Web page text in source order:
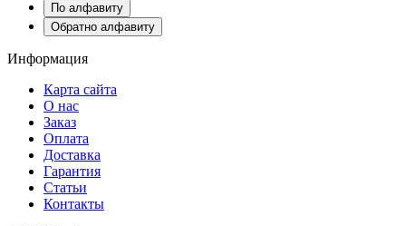
По алфавиту
Обратно алфавиту
Информация
Карта сайта
О нас
Заказ
Оплата
Доставка
Гарантия
Статьи
Контакты